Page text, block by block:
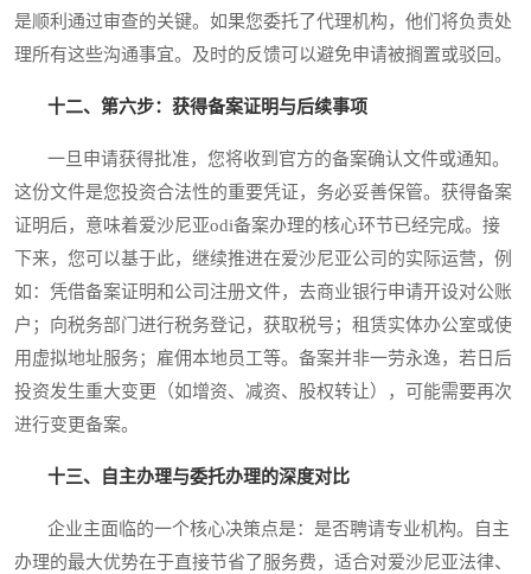
是顺利通过审查的关键。如果您委托了代理机构，他们将负责处
理所有这些沟通事宜。及时的反馈可以避免申请被搁置或驳回。
十二、第六步：获得备案证明与后续事项
一旦申请获得批准，您将收到官方的备案确认文件或通知。
这份文件是您投资合法性的重要凭证，务必妥善保管。获得备案
证明后，意味着爱沙尼亚odi备案办理的核心环节已经完成。接
下来，您可以基于此，继续推进在爱沙尼亚公司的实际运营，例
如：凭借备案证明和公司注册文件，去商业银行申请开设对公账
户；向税务部门进行税务登记，获取税号；租赁实体办公室或使
用虚拟地址服务；雇佣本地员工等。备案并非一劳永逸，若日后
投资发生重大变更（如增资、减资、股权转让），可能需要再次
进行变更备案。
十三、自主办理与委托办理的深度对比
企业主面临的一个核心决策点是：是否聘请专业机构。自主
办理的最大优势在于直接节省了服务费，适合对爱沙尼亚法律、